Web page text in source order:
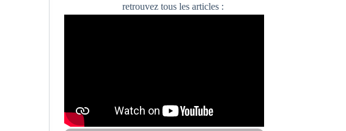
retrouveztous les articles :